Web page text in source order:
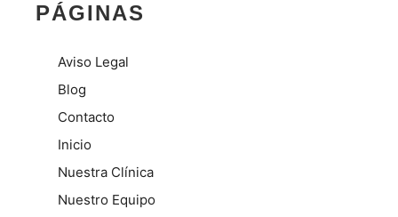
PÁGINAS
Aviso Legal
Blog
Contacto
Inicio
Nuestra Clínica
Nuestro Equipo